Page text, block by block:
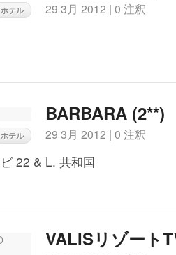
ホテル 29 3月 2012 | 0 注釈
ホテル
BARBARA (2**)
29 3月 2012 | 0 注釈
22 & L. 共和国
VALISリゾート